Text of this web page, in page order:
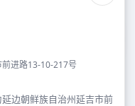
进路13-10-217号
边朝鲜族自治州延吉市前